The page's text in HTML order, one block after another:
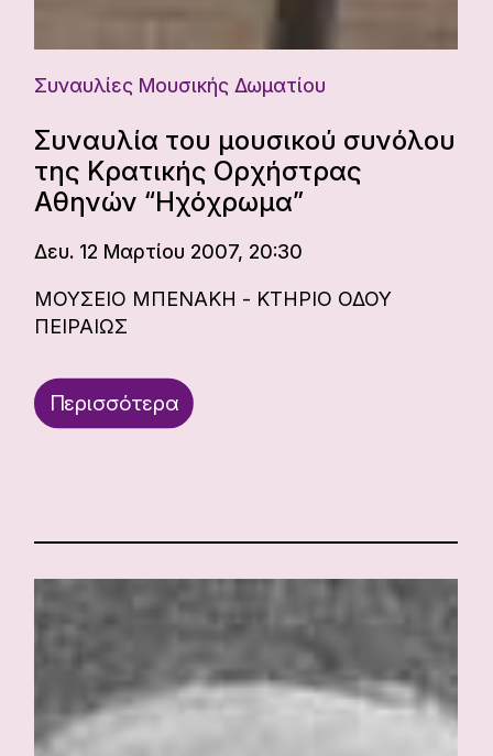
Συναυλίες Μουσικής Δωματίου
Συναυλία του μουσικού συνόλου
της Κρατικής Ορχήστρας
Αθηνών “Ηχόχρωμα”
Δευ. 12 Μαρτίου 2007, 20:30
ΜΟΥΣΕΙΟ ΜΠΕΝΑΚΗ - ΚΤΗΡΙΟ ΟΔΟΥ
ΠΕΙΡΑΙΩΣ
Περισσότερα